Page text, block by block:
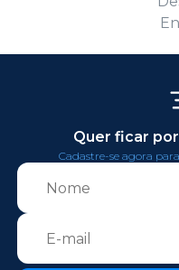
Quer ficar
Cadastre-se agora